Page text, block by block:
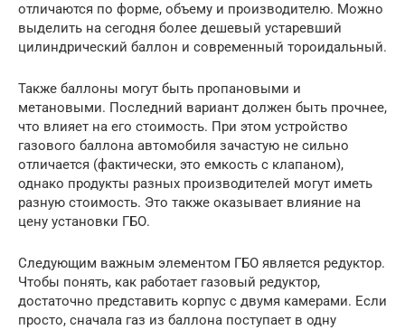
отличаются по форме, объему и производителю. Можно
выделить на сегодня более дешевый устаревший
цилиндрический баллон и современный тороидальный.
Также баллоны могут быть пропановыми и
метановыми. Последний вариант должен быть прочнее,
что влияет на его стоимость. При этом устройство
газового баллона автомобиля зачастую не сильно
отличается (фактически, это емкость с клапаном),
однако продукты разных производителей могут иметь
разную стоимость. Это также оказывает влияние на
цену установки ГБО.
Следующим важным элементом ГБО является редуктор.
Чтобы понять, как работает газовый редуктор,
достаточно представить корпус с двумя камерами. Если
просто, сначала газ из баллона поступает в одну